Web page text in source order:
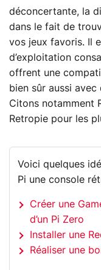
déconcertante, la
dans le fait de
vos jeux favoris. Il
d’exploitation
offrent une
bien sûr aussi avec
Citons notamment
Retropie pour les
Voici quelques
Pi une console
Créer une
d’un Pi Zero
Installer une
Réaliser une